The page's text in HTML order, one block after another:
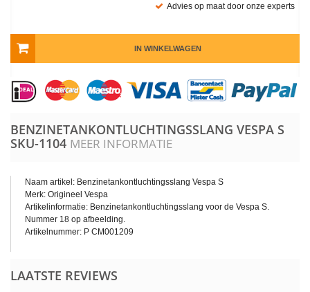
Advies op maat door onze experts
IN WINKELWAGEN
BENZINETANKONTLUCHTINGSSLANG VESPA S
SKU-1104 MEER INFORMATIE
Naam artikel: Benzinetankontluchtingsslang Vespa S
Merk: Origineel Vespa
Artikelinformatie: Benzinetankontluchtingsslang voor de Vespa S.
Nummer 18 op afbeelding.
Artikelnummer: P CM001209
LAATSTE REVIEWS